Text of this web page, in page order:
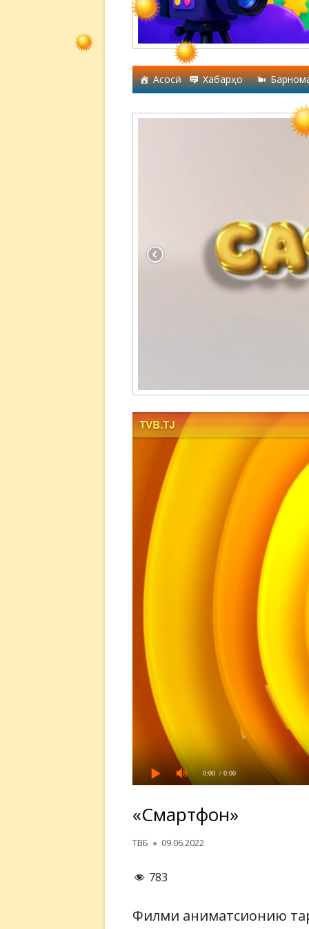
Асосӣ Хабарҳо
0:00 / 0:00
«Смартфон»
Автор
ТВБ Опубликовано
09.06.2022
783
Филми аниматсионию